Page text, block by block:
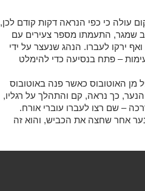
עולה כי כפי הנראה דקות קודם לכן,
שמגר, התעמתו מספר צעירים עם
ירקו לעברו. הנהג שנעצר על ידי
– פתח בנסיעה כדי להימלט
מן האוטובוס כאשר פנה באוטובוס
הנער, כך נראה, קם והתהלך על רגליו,
– שם רצו לעברו עוברי אורח.
אחר שחצה את הכביש, והוא זה